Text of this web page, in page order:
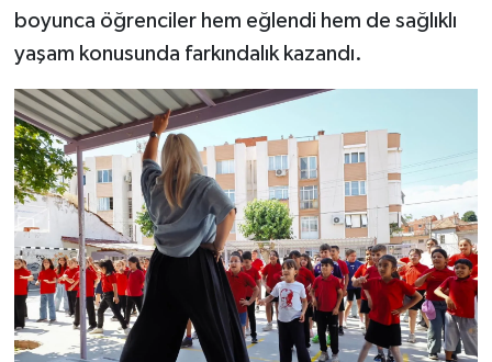
boyunca öğrenciler hem eğlendi hem de sağlıklı
yaşam konusunda farkındalık kazandı.